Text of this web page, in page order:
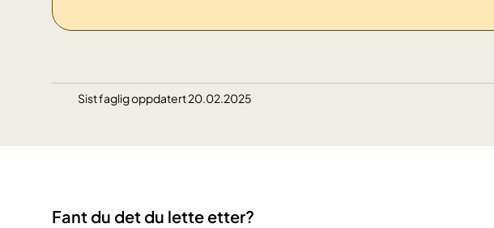
Sist faglig oppdatert 20.02.2025
Fant du det du lette etter?